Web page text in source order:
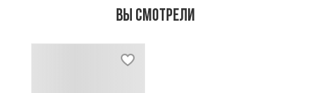
Вы смотрели